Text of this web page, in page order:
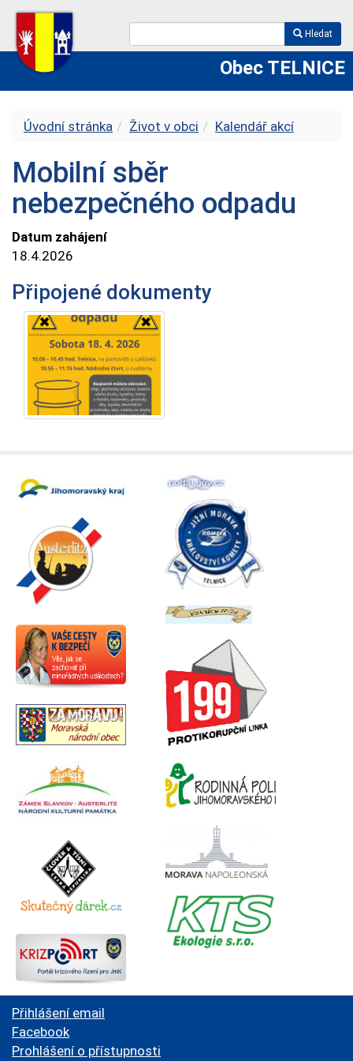
Hledat
Obec TELNICE
Úvodní stránka Život v obci Kalendář akcí
Mobilní sběr
nebezpečného odpadu
Datum zahájení
18.4.2026
Připojené dokumenty
Přihlášení email
Facebook
Prohlášení o přístupnosti